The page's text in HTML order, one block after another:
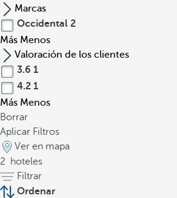
Marcas
Occidental 2
Más Menos
Valoración de los clientes
3.6 1
4.2 1
Más Menos
Borrar
Aplicar Filtros
Ver en mapa
2
hoteles
Filtrar
Ordenar